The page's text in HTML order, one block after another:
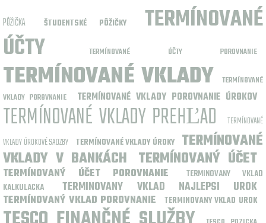
PÔŽIČKA
ŠTUDENTSKÉ PÔŽIČKY
TERMÍNOVANÉ
ÚČTY
TERMÍNOVANÉ ÚČTY POROVNANIE
TERMÍNOVANÉ VKLADY
TERMÍNOVANÉ
VKLADY POROVNANIE
TERMÍNOVANÉ VKLADY POROVNANIE ÚROKOV
TERMÍNOVANÉ VKLADY PREHĽAD
TERMÍNOVANÉ
VKLADY ÚROKOVÉ SADZBY
TERMÍNOVANÉ VKLADY ÚROKY
TERMÍNOVANÉ
VKLADY V BANKÁCH TERMÍNOVANÝ ÚČET
TERMÍNOVANÝ ÚČET POROVNANIE
TERMINOVANY VKLAD
KALKULACKA
TERMINOVANY VKLAD NAJLEPSI UROK
TERMÍNOVANÝ VKLAD POROVNANIE TERMINOVANY VKLAD UROK